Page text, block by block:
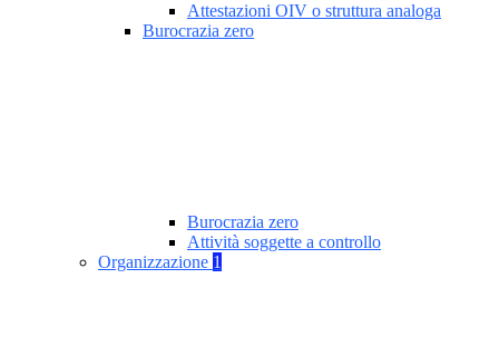
Attestazioni OIV o struttura analoga
Burocrazia zero
Burocrazia zero
Attività soggette a controllo
Organizzazione 1